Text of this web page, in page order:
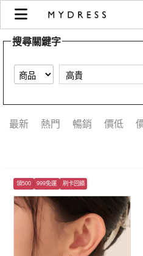
【高貴】搜尋結果 | MYDRESS
搜尋關鍵字
最新 熱門 暢銷 價低
領500 999免運 刷卡回饋